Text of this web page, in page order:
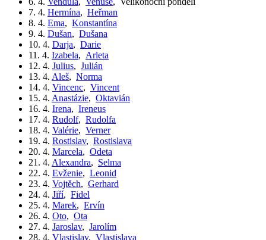
7. 4. Hermína, Heřman
8. 4. Ema, Konstantína
9. 4. Dušan, Dušana
10. 4. Darja, Darie
11. 4. Izabela, Arleta
12. 4. Julius, Julián
13. 4. Aleš, Norma
14. 4. Vincenc, Vincent
15. 4. Anastázie, Oktavián
16. 4. Irena, Ireneus
17. 4. Rudolf, Rudolfa
18. 4. Valérie, Verner
19. 4. Rostislav, Rostislava
20. 4. Marcela, Odeta
21. 4. Alexandra, Selma
22. 4. Evženie, Leonid
23. 4. Vojtěch, Gerhard
24. 4. Jiří, Fidel
25. 4. Marek, Ervín
26. 4. Oto, Ota
27. 4. Jaroslav, Jarolím
28. 4. Vlastislav, Vlastislava